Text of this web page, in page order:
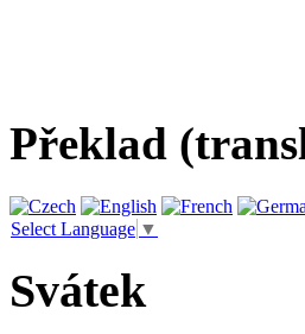
Překlad
Select Language ▼
Svátek